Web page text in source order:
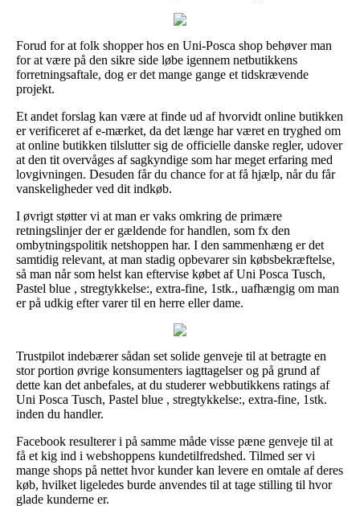
Forud for at folk shopper hos en Uni-Posca shop behøver man
for at være på den sikre side løbe igennem netbutikkens
forretningsaftale, dog er det mange gange et tidskrævende
projekt.
Et andet forslag kan være at finde ud af hvorvidt online butikken
er verificeret af e-mærket, da det længe har været en tryghed om
at online butikken tilslutter sig de officielle danske regler, udover
at den tit overvåges af sagkyndige som har meget erfaring med
lovgivningen. Desuden får du chance for at få hjælp, når du får
vanskeligheder ved dit indkøb.
I øvrigt støtter vi at man er vaks omkring de primære
retningslinjer der er gældende for handlen, som fx den
ombytningspolitik netshoppen har. I den sammenhæng er det
samtidig relevant, at man stadig opbevarer sin købsbekræftelse,
så man når som helst kan eftervise købet af Uni Posca Tusch,
Pastel blue , stregtykkelse:, extra-fine, 1stk., uafhængig om man
er på udkig efter varer til en herre eller dame.
Trustpilot indebærer sådan set solide genveje til at betragte en
stor portion øvrige konsumenters iagttagelser og på grund af
dette kan det anbefales, at du studerer webbutikkens ratings af
Uni Posca Tusch, Pastel blue , stregtykkelse:, extra-fine, 1stk.
inden du handler.
Facebook resulterer i på samme måde visse pæne genveje til at
få et kig ind i webshoppens kundetilfredshed. Tilmed ser vi
mange shops på nettet hvor kunder kan levere en omtale af deres
køb, hvilket ligeledes burde anvendes til at tage stilling til hvor
glade kunderne er.